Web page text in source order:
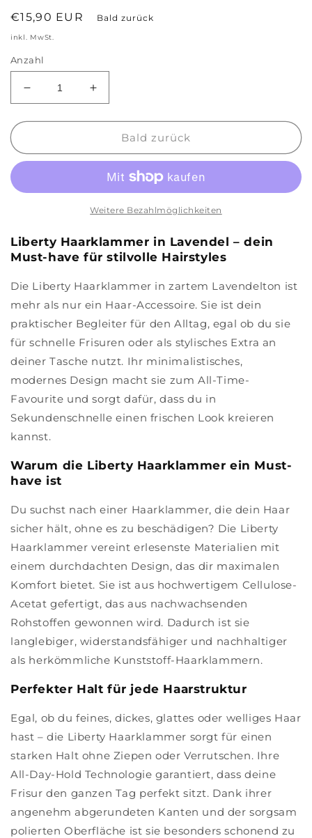
Normaler
Preis
€15,90 EUR Bald zurück
inkl. MwSt.
Anzahl
Verringere
die
Menge
Damen
Lavender&#39;
Erhöhe
die
Menge
Damen
Haarklammer
&#39;Liberty
Lavender&#39;
Bald zurück
Weitere Bezahlmöglichkeiten
Liberty Haarklammer in Lavendel – dein
Must-have für stilvolle Hairstyles
Die Liberty Haarklammer in zartem Lavendelton ist
mehr als nur ein Haar-Accessoire. Sie ist dein
praktischer Begleiter für den Alltag, egal ob du sie
für schnelle Frisuren oder als stylisches Extra an
deiner Tasche nutzt. Ihr minimalistisches,
modernes Design macht sie zum All-Time-
Favourite und sorgt dafür, dass du in
Sekundenschnelle einen frischen Look kreieren
kannst.
Warum die Liberty Haarklammer ein Must-
have ist
Du suchst nach einer Haarklammer, die dein Haar
sicher hält, ohne es zu beschädigen? Die Liberty
Haarklammer vereint erlesenste Materialien mit
einem durchdachten Design, das dir maximalen
Komfort bietet. Sie ist aus hochwertigem Cellulose-
Acetat gefertigt, das aus nachwachsenden
Rohstoffen gewonnen wird. Dadurch ist sie
langlebiger, widerstandsfähiger und nachhaltiger
als herkömmliche Kunststoff-Haarklammern.
Perfekter Halt für jede Haarstruktur
Egal, ob du feines, dickes, glattes oder welliges Haar
hast – die Liberty Haarklammer sorgt für einen
starken Halt ohne Ziepen oder Verrutschen. Ihre
All-Day-Hold Technologie garantiert, dass deine
Frisur den ganzen Tag perfekt sitzt. Dank ihrer
angenehm abgerundeten Kanten und der sorgsam
polierten Oberfläche ist sie besonders schonend zu